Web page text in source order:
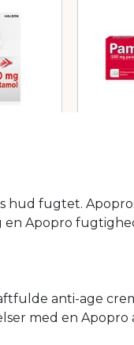
hud fugtet.
Apopro
anti-age
med en Apopro